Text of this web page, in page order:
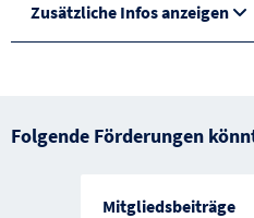
Zusätzliche Infos anzeigen
Folgende Förderungen
Mitgliedsbeiträge